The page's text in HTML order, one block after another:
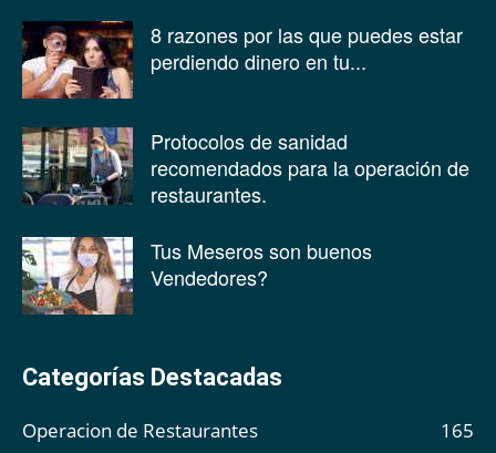
8 razones por las que puedes estar
perdiendo dinero en tu...
Protocolos de sanidad
recomendados para la operación de
restaurantes.
Tus Meseros son buenos
Vendedores?
Categorías Destacadas
Operacion de Restaurantes
165